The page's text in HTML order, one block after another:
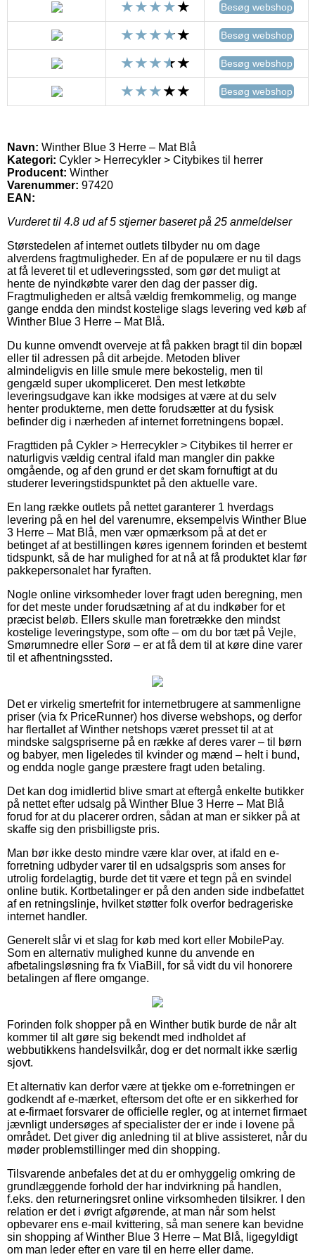
Besøg webshop
Besøg webshop
Besøg webshop
Besøg webshop
Navn: Winther Blue 3 Herre – Mat Blå
Kategori: Cykler > Herrecykler > Citybikes til herrer
Producent: Winther
Varenummer: 97420
EAN:
Vurderet til 4.8 ud af 5 stjerner baseret på 25 anmeldelser
Størstedelen af internet outlets tilbyder nu om dage
alverdens fragtmuligheder. En af de populære er nu til dags
at få leveret til et udleveringssted, som gør det muligt at
hente de nyindkøbte varer den dag der passer dig.
Fragtmuligheden er altså vældig fremkommelig, og mange
gange endda den mindst kostelige slags levering ved køb af
Winther Blue 3 Herre – Mat Blå.
Du kunne omvendt overveje at få pakken bragt til din bopæl
eller til adressen på dit arbejde. Metoden bliver
almindeligvis en lille smule mere bekostelig, men til
gengæld super ukompliceret. Den mest letkøbte
leveringsudgave kan ikke modsiges at være at du selv
henter produkterne, men dette forudsætter at du fysisk
befinder dig i nærheden af internet forretningens bopæl.
Fragttiden på Cykler > Herrecykler > Citybikes til herrer er
naturligvis vældig central ifald man mangler din pakke
omgående, og af den grund er det skam fornuftigt at du
studerer leveringstidspunktet på den aktuelle vare.
En lang række outlets på nettet garanterer 1 hverdags
levering på en hel del varenumre, eksempelvis Winther Blue
3 Herre – Mat Blå, men vær opmærksom på at det er
betinget af at bestillingen køres igennem forinden et bestemt
tidspunkt, så de har mulighed for at nå at få produktet klar før
pakkepersonalet har fyraften.
Nogle online virksomheder lover fragt uden beregning, men
for det meste under forudsætning af at du indkøber for et
præcist beløb. Ellers skulle man foretrække den mindst
kostelige leveringstype, som ofte – om du bor tæt på Vejle,
Smørumnedre eller Sorø – er at få dem til at køre dine varer
til et afhentningssted.
Det er virkelig smertefrit for internetbrugere at sammenligne
priser (via fx PriceRunner) hos diverse webshops, og derfor
har flertallet af Winther netshops været presset til at at
mindske salgspriserne på en række af deres varer – til børn
og babyer, men ligeledes til kvinder og mænd – helt i bund,
og endda nogle gange præstere fragt uden betaling.
Det kan dog imidlertid blive smart at eftergå enkelte butikker
på nettet efter udsalg på Winther Blue 3 Herre – Mat Blå
forud for at du placerer ordren, sådan at man er sikker på at
skaffe sig den prisbilligste pris.
Man bør ikke desto mindre være klar over, at ifald en e-
forretning udbyder varer til en udsalgspris som anses for
utrolig fordelagtig, burde det tit være et tegn på en svindel
online butik. Kortbetalinger er på den anden side indbefattet
af en retningslinje, hvilket støtter folk overfor bedrageriske
internet handler.
Generelt slår vi et slag for køb med kort eller MobilePay.
Som en alternativ mulighed kunne du anvende en
afbetalingsløsning fra fx ViaBill, for så vidt du vil honorere
betalingen af flere omgange.
Forinden folk shopper på en Winther butik burde de når alt
kommer til alt gøre sig bekendt med indholdet af
webbutikkens handelsvilkår, dog er det normalt ikke særlig
sjovt.
Et alternativ kan derfor være at tjekke om e-forretningen er
godkendt af e-mærket, eftersom det ofte er en sikkerhed for
at e-firmaet forsvarer de officielle regler, og at internet firmaet
jævnligt undersøges af specialister der er inde i lovene på
området. Det giver dig anledning til at blive assisteret, når du
møder problemstillinger med din shopping.
Tilsvarende anbefales det at du er omhyggelig omkring de
grundlæggende forhold der har indvirkning på handlen,
f.eks. den returneringsret online virksomheden tilsikrer. I den
relation er det i øvrigt afgørende, at man når som helst
opbevarer ens e-mail kvittering, så man senere kan bevidne
sin shopping af Winther Blue 3 Herre – Mat Blå, ligegyldigt
om man leder efter en vare til en herre eller dame.